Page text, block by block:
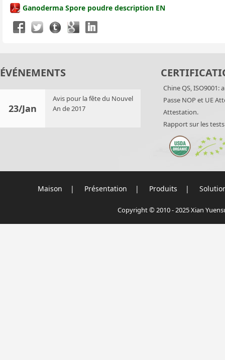
Ganoderma Spore poudre description EN
ÉVÉNEMENTS
23/Jan
Avis pour la fête du Nouvel
An de 2017
Chine QS,
Passe NOP et UE
Attestation.
Rapport sur les
Maison | Présentation | Produits |
Copyright © 2010 - 2025 Xian